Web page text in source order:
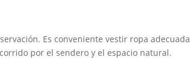
Es conveniente vestir ropa adecuada
por el sendero y el espacio natural.